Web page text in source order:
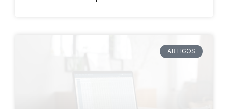
ARTIGOS